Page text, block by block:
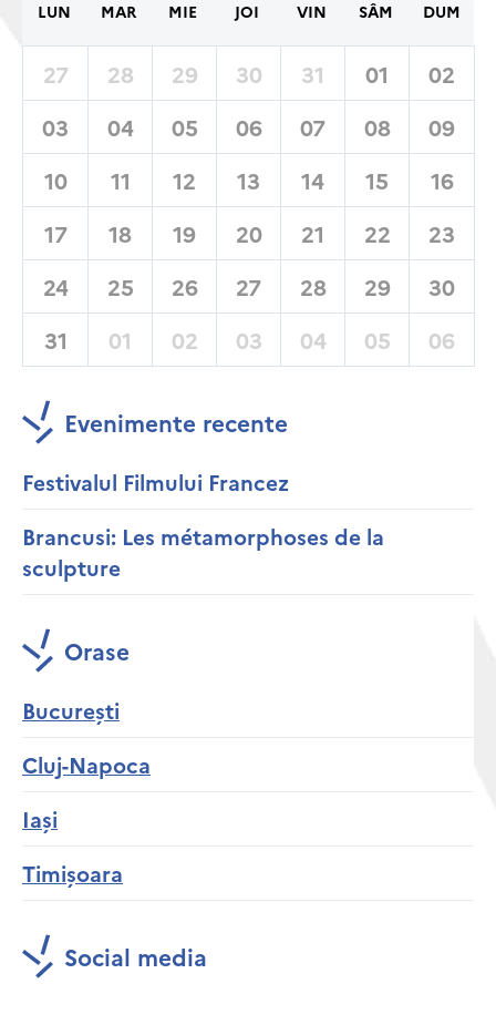
LUN MAR MIE JOI VIN SÂM DUM
27 28 29 30 31 01
02
03
04 05 06 07 08
09
10
11 12 13 14 15
16
17
18 19 20 21 22
23
24
25 26 27 28 29
30
31
01 02 03 04 05 06
Evenimente recente
Festivalul Filmului Francez
Brancusi: Les métamorphoses de la
sculpture
Orase
București
Cluj-Napoca
Iași
Timișoara
Social media